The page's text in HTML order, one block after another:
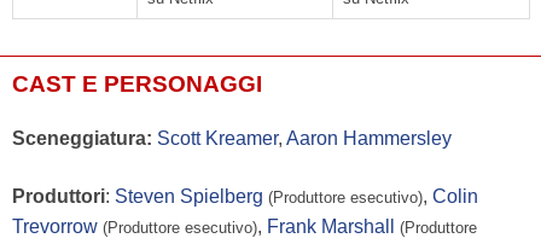
CAST E PERSONAGGI
Sceneggiatura: Scott Kreamer, Aaron Hammersley
Produttori: Steven Spielberg (Produttore esecutivo), Colin
Trevorrow (Produttore esecutivo), Frank Marshall
(Produttore